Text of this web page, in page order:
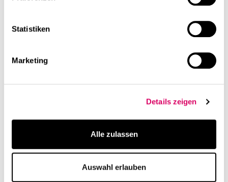
Statistiken
Marketing
Details zeigen
Alle zulassen
Auswahl erlauben
Katja
Dipl.-Ing. Architektin
Senior Project Leader